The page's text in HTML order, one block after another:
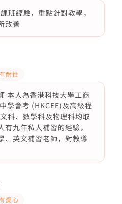
班經驗，重點針對教學，
改善
有耐性
本人為香港科技大學工商
學會考 (HKCEE)及高級程
科、數學科及物理科均取
有九年私人補習的經驗，
、英文補習老師，對教導
有愛心